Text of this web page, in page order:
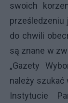
swoich
prześledzeniu
do chwili
są znane w
„Gazety
należy
Instytucie